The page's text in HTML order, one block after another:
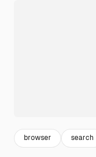
browser search